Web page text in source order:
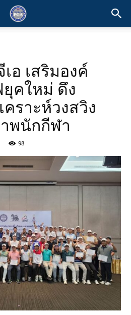
อ เสริมองค์
คใหม่ ดึง
คราะห์วงสวิง
พนักกีฬา
98